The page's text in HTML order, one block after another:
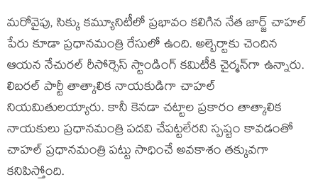
మరోవైపు, సిక్కు కమ్యూనిటీలో ప్రభావం కలిగిన నేత జార్జ్ చాహల్
పేరు కూడా ప్రధానమంత్రి రేసులో ఉంది. అల్బెర్టాకు చెందిన
ఆయన నేచురల్ రీసోర్సెస్ స్టాండింగ్ కమిటీకి చైర్మన్‌గా ఉన్నారు.
లిబరల్ పార్టీ తాత్కాలిక నాయకుడిగా చాహల్
నియమితులయ్యారు. కానీ కెనడా చట్టాల ప్రకారం తాత్కాలిక
నాయకులు ప్రధానమంత్రి పదవి చేపట్టలేరని స్పష్టం కావడంతో
చాహల్ ప్రధానమంత్రి పట్టు సాధించే అవకాశం తక్కువగా
కనిపిస్తోంది.